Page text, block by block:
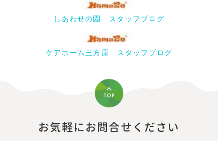
しあわせの園 スタッフブログ
ケアホーム三方原 スタッフブログ
お気軽にお問合せください